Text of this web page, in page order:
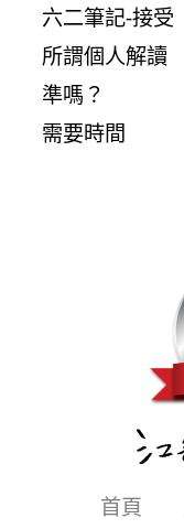
六二筆記-接受
所謂個人解讀
準嗎？
需要時間
首頁